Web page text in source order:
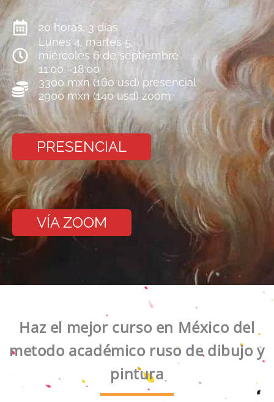
20 horas, 3 días
Lunes 4, martes 5,
miércoles 6 de septiembre
11:00 –18:00
3300 mxn (160 usd) presencial
2900 mxn (140 usd) zoom
PRESENCIAL
VÍA ZOOM
Haz el mejor curso en México del
metodo académico ruso de dibujo y
pintura